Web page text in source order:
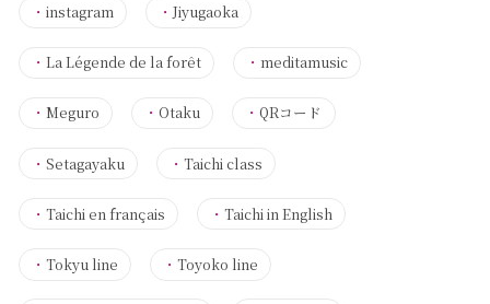
・ instagram ・Jiyugaoka
・ La Légende de la forêt ・ meditamusic
・ Meguro ・ Otaku ・QRコード
・ Setagayaku ・Taichi class
・ Taichi en français ・Taichi in English
・ Tokyu line ・Toyoko line